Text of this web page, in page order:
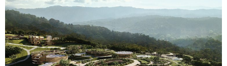
MULTIOFICINAS / AMOBLARE / TREZE – Especial Interiorismo & Decoración 2026